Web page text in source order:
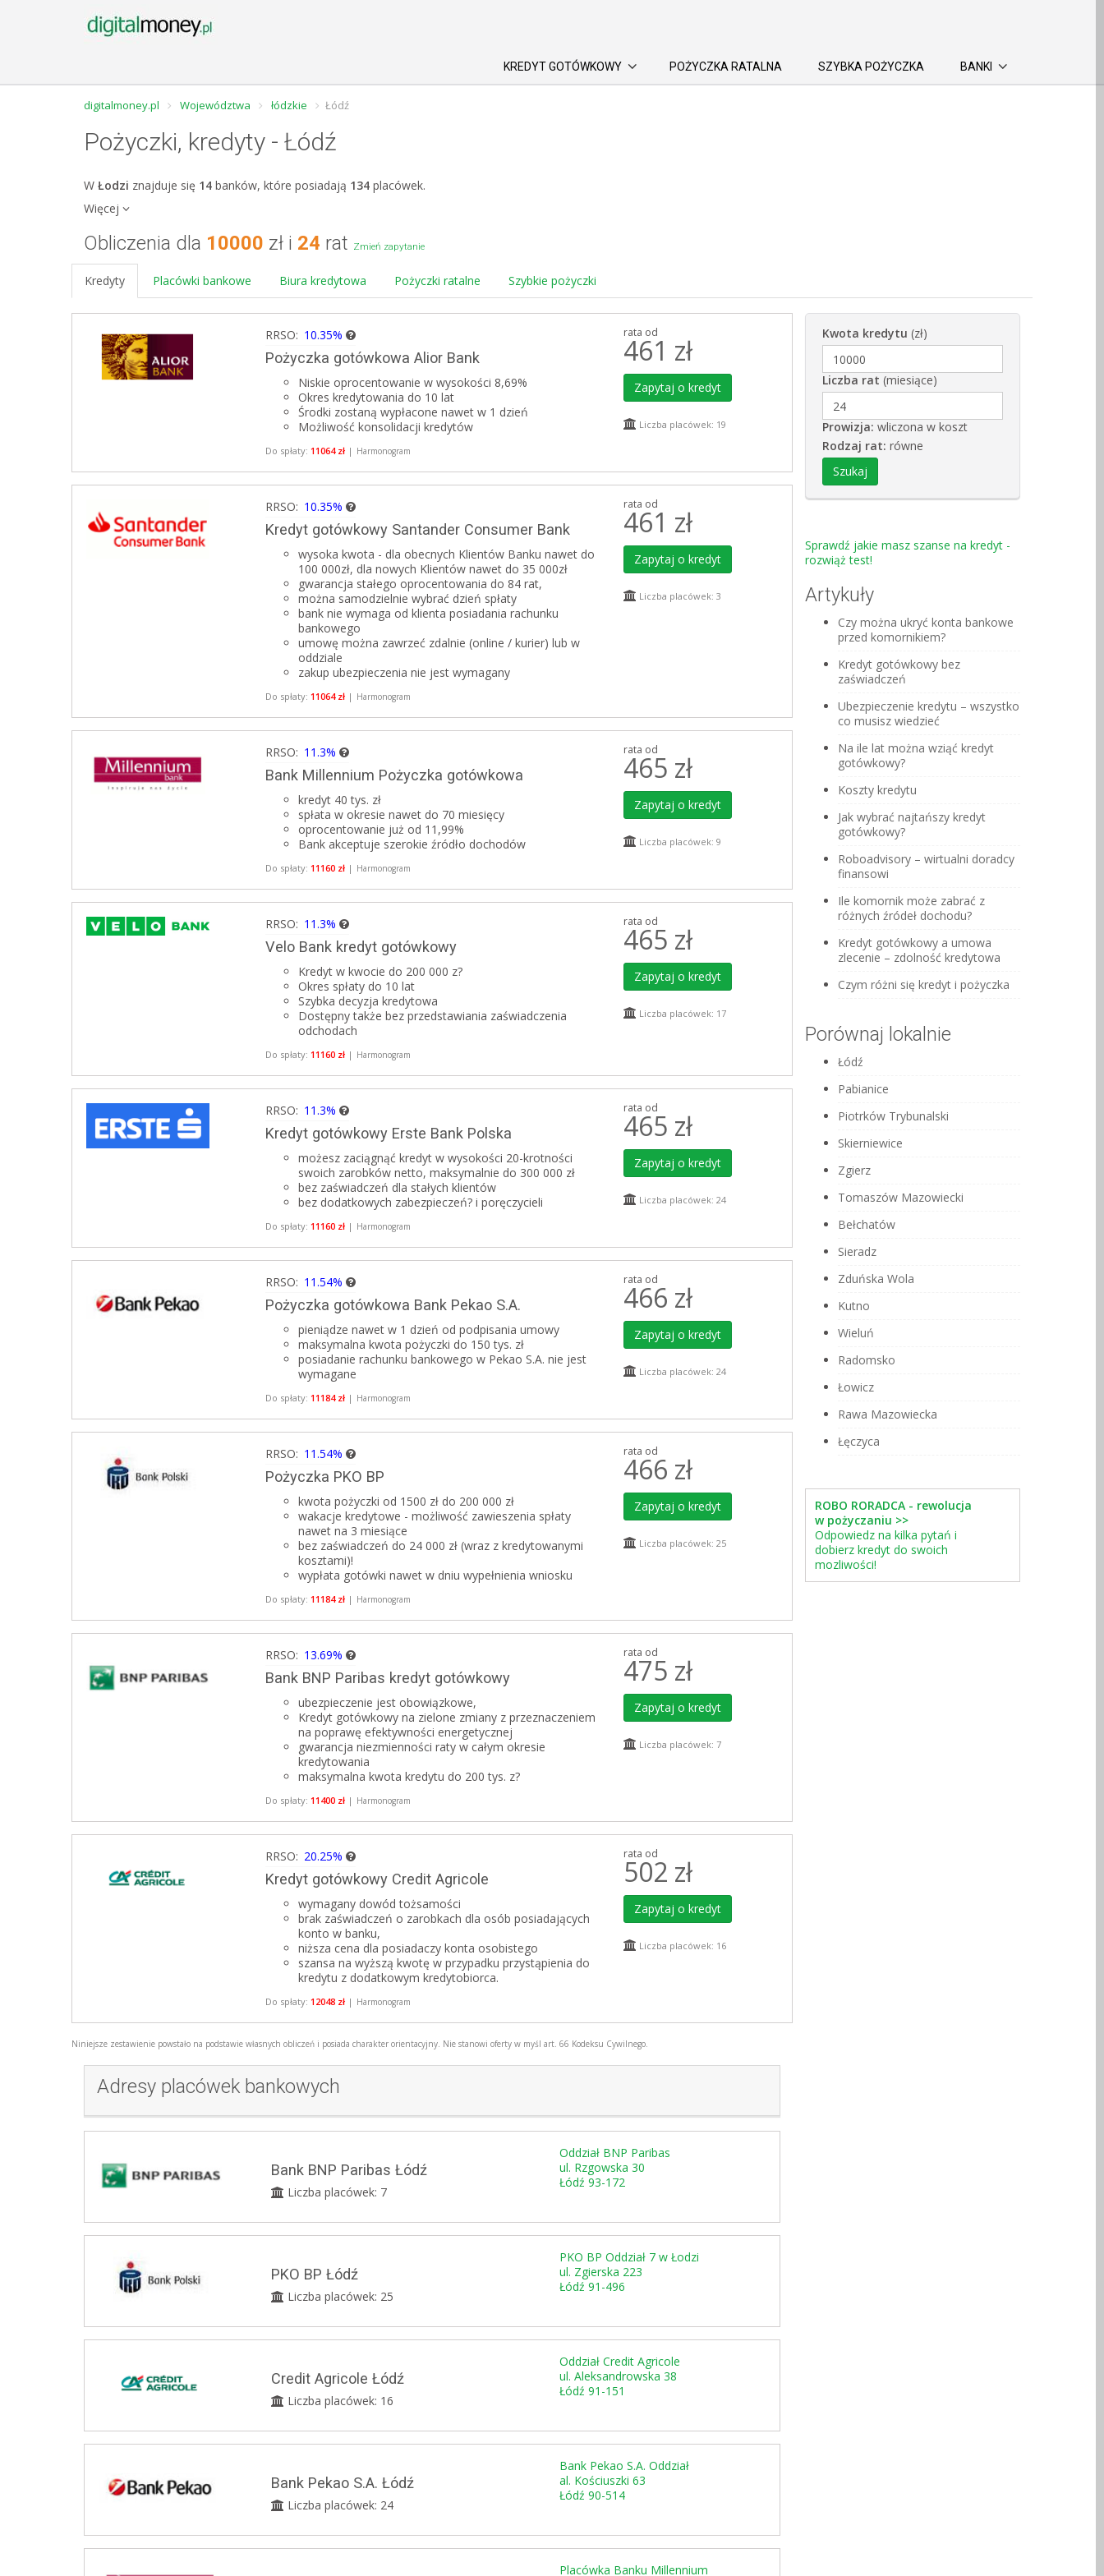
KREDYT GOTÓWKOWY POŻYCZKA RATALNA SZYBKA POŻYCZKA BANKI
digitalmoney.pl Województwa łódzkie Łódź
Pożyczki, kredyty - Łódź
W Łodzi znajduje się 14 banków, które posiadają 134 placówek.
Więcej
Obliczenia dla 10000 zł i 24 rat Zmień zapytanie
Kredyty Placówki bankowe Biura kredytowa Pożyczki ratalne Szybkie pożyczki
RRSO: 10.35%
Pożyczka gotówkowa Alior Bank
Niskie oprocentowanie w wysokości 8,69%
Okres kredytowania do 10 lat
Środki zostaną wypłacone nawet w 1 dzień
Możliwość konsolidacji kredytów
Do spłaty: 11064 zł| Harmonogram
rata od
461 zł
Zapytaj o kredyt
Liczba placówek: 19
RRSO: 10.35%
Kredyt gotówkowy Santander Consumer Bank
wysoka kwota - dla obecnych Klientów Banku nawet do
100 000zł, dla nowych Klientów nawet do 35 000zł
gwarancja stałego oprocentowania do 84 rat,
można samodzielnie wybrać dzień spłaty
bank nie wymaga od klienta posiadania rachunku
bankowego
umowę można zawrzeć zdalnie (online / kurier) lub w
oddziale
zakup ubezpieczenia nie jest wymagany
Do spłaty: 11064 zł| Harmonogram
rata od
461 zł
Zapytaj o kredyt
Liczba placówek: 3
RRSO: 11.3%
Bank Millennium Pożyczka gotówkowa
kredyt 40 tys. zł
spłata w okresie nawet do 70 miesięcy
oprocentowanie już od 11,99%
Bank akceptuje szerokie źródło dochodów
Do spłaty: 11160 zł| Harmonogram
rata od
465 zł
Zapytaj o kredyt
Liczba placówek: 9
RRSO: 11.3%
Velo Bank kredyt gotówkowy
Kredyt w kwocie do 200 000 z?
Okres spłaty do 10 lat
Szybka decyzja kredytowa
Dostępny także bez przedstawiania zaświadczenia
odchodach
Do spłaty: 11160 zł| Harmonogram
rata od
465 zł
Zapytaj o kredyt
Liczba placówek: 17
RRSO: 11.3%
Kredyt gotówkowy Erste Bank Polska
możesz zaciągnąć kredyt w wysokości 20-krotności
swoich zarobków netto, maksymalnie do 300 000 zł
bez zaświadczeń dla stałych klientów
bez dodatkowych zabezpieczeń? i poręczycieli
Do spłaty: 11160 zł| Harmonogram
rata od
465 zł
Zapytaj o kredyt
Liczba placówek: 24
RRSO: 11.54%
Pożyczka gotówkowa Bank Pekao S.A.
pieniądze nawet w 1 dzień od podpisania umowy
maksymalna kwota pożyczki do 150 tys. zł
posiadanie rachunku bankowego w Pekao S.A. nie jest
wymagane
Do spłaty: 11184 zł| Harmonogram
rata od
466 zł
Zapytaj o kredyt
Liczba placówek: 24
RRSO: 11.54%
Pożyczka PKO BP
kwota pożyczki od 1500 zł do 200 000 zł
wakacje kredytowe - możliwość zawieszenia spłaty
nawet na 3 miesiące
bez zaświadczeń do 24 000 zł (wraz z kredytowanymi
kosztami)!
wypłata gotówki nawet w dniu wypełnienia wniosku
Do spłaty: 11184 zł| Harmonogram
rata od
466 zł
Zapytaj o kredyt
Liczba placówek: 25
RRSO: 13.69%
Bank BNP Paribas kredyt gotówkowy
ubezpieczenie jest obowiązkowe,
Kredyt gotówkowy na zielone zmiany z przeznaczeniem
na poprawę efektywności energetycznej
gwarancja niezmienności raty w całym okresie
kredytowania
maksymalna kwota kredytu do 200 tys. z?
Do spłaty: 11400 zł| Harmonogram
rata od
475 zł
Zapytaj o kredyt
Liczba placówek: 7
RRSO: 20.25%
Kredyt gotówkowy Credit Agricole
wymagany dowód tożsamości
brak zaświadczeń o zarobkach dla osób posiadających
konto w banku,
niższa cena dla posiadaczy konta osobistego
szansa na wyższą kwotę w przypadku przystąpienia do
kredytu z dodatkowym kredytobiorca.
Do spłaty: 12048 zł| Harmonogram
rata od
502 zł
Zapytaj o kredyt
Liczba placówek: 16
Niniejsze zestawienie powstało na podstawie własnych obliczeń i posiada charakter orientacyjny. Nie stanowi oferty w myśl art. 66 Kodeksu Cywilnego.
Adresy placówek bankowych
Bank BNP Paribas Łódź
Liczba placówek: 7
Oddział BNP Paribas
ul. Rzgowska 30
Łódź 93-172
PKO BP Łódź
Liczba placówek: 25
PKO BP Oddział 7 w Łodzi
ul. Zgierska 223
Łódź 91-496
Credit Agricole Łódź
Liczba placówek: 16
Oddział Credit Agricole
ul. Aleksandrowska 38
Łódź 91-151
Bank Pekao S.A. Łódź
Liczba placówek: 24
Bank Pekao S.A. Oddział
al. Kościuszki 63
Łódź 90-514
Placówka Banku Millennium
Kwota kredytu (zł)
Liczba rat (miesiące)
Prowizja: wliczona w koszt
Rodzaj rat: równe
Sprawdź jakie masz szanse na kredyt -
rozwiąż test!
Artykuły
Czy można ukryć konta bankowe
przed komornikiem?
Kredyt gotówkowy bez
zaświadczeń
Ubezpieczenie kredytu – wszystko
co musisz wiedzieć
Na ile lat można wziąć kredyt
gotówkowy?
Koszty kredytu
Jak wybrać najtańszy kredyt
gotówkowy?
Roboadvisory – wirtualni doradcy
finansowi
Ile komornik może zabrać z
różnych źródeł dochodu?
Kredyt gotówkowy a umowa
zlecenie – zdolność kredytowa
Czym różni się kredyt i pożyczka
Porównaj lokalnie
Łódź
Pabianice
Piotrków Trybunalski
Skierniewice
Zgierz
Tomaszów Mazowiecki
Bełchatów
Sieradz
Zduńska Wola
Kutno
Wieluń
Radomsko
Łowicz
Rawa Mazowiecka
Łęczyca
ROBO RORADCA - rewolucja
w pożyczaniu >>
Odpowiedz na kilka pytań i
dobierz kredyt do swoich
mozliwości!